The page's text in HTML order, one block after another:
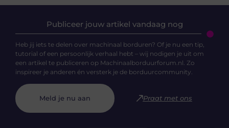
Publiceer jouw artikel vandaag nog
Heb jij iets te delen over machinaal borduren? Of je nu een tip,
tutorial of een persoonlijk verhaal hebt – wij nodigen je uit om
een artikel te publiceren op Machinaalborduurforum.nl. Zo
inspireer je anderen én versterk je de borduurcommunity.
Meld je nu aan Praat met ons